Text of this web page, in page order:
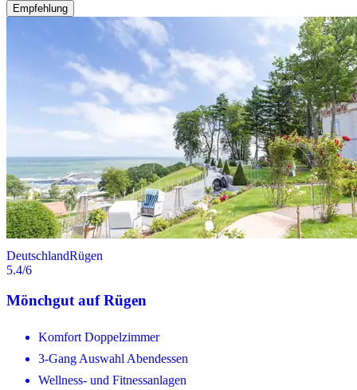
Empfehlung
DeutschlandRügen
5.4/6
Mönchgut auf Rügen
Komfort Doppelzimmer
3-Gang Auswahl Abendessen
Wellness- und Fitnessanlagen